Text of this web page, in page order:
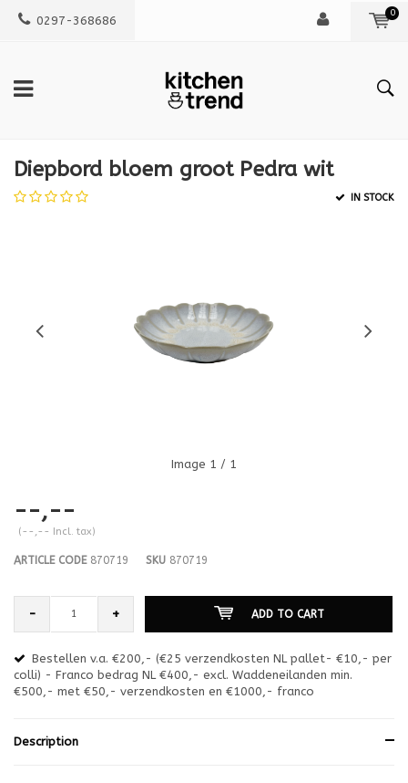
0297-368686
0
Diepbord bloem groot Pedra wit
IN STOCK
Image 1 / 1
--,--
(--,-- Incl. tax)
ARTICLE CODE870719 SKU 870719
- + ADD TO CART
Bestellen v.a. €200,- (€25 verzendkosten NL pallet- €10,- per
colli) - Franco bedrag NL €400,- excl. Waddeneilanden min.
€500,- met €50,- verzendkosten en €1000,- franco
Description